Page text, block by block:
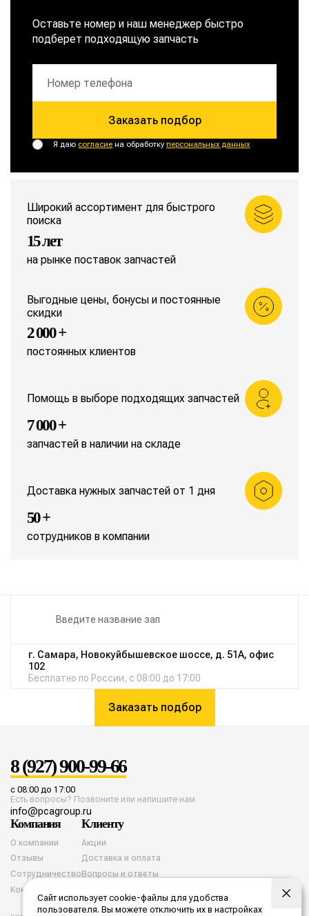
Оставьте номер и наш менеджер быстро
подберет подходящую запчасть
Заказать подбор
Я даю согласие на обработкуперсональных данных
Широкий ассортимент для быстрого
поиска
15 лет
на рынке поставок запчастей
Выгодные цены, бонусы и постоянные
скидки
2 000 +
постоянных клиентов
Помощь в выборе подходящих запчастей
7 000 +
запчастей в наличии на складе
Доставка нужных запчастей от 1 дня
50 +
сотрудников в компании
г. Самара, Новокуйбышевское шоссе, д. 51А, офис
102
Бесплатно по России, с 08:00 до 17:00
Заказать подбор
8 (927) 900-99-66
с 08:00 до 17:00
Есть вопросы? Позвоните или напишите нам
info@pcagroup.ru
Компания
О компании
Отзывы
Сотрудничество
Контакты
Клиенту
Акции
Доставка и оплата
Вопросы и ответы
Сайт использует cookie-файлы для удобства
пользователя. Вы можете отключить их в настройках